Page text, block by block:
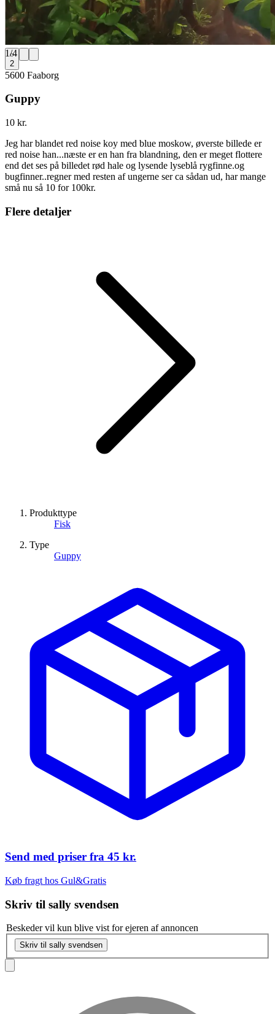
1/4
2
5600 Faaborg
Guppy
10 kr.
Jeg har blandet red noise koy med blue moskow, øverste billede er
red noise han...næste er en han fra blandning, den er meget flottere
end det ses på billedet rød hale og lysende lyseblå rygfinne.og
bugfinner..regner med resten af ungerne ser ca sådan ud, har mange
små nu så 10 for 100kr.
Flere detaljer
Produkttype
Fisk
Type
Guppy
Send med priser fra 45 kr.
Køb fragt hos Gul&Gratis
Skriv til sally svendsen
Beskeder vil kun blive vist for ejeren af annoncen
Skriv til sally svendsen